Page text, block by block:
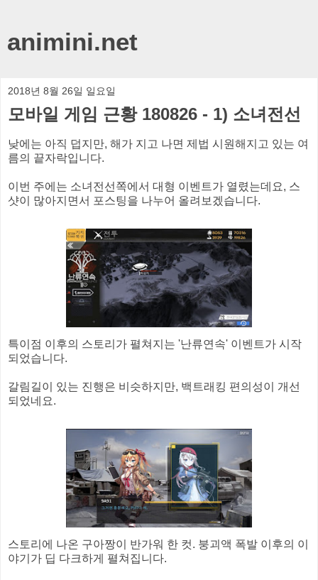
animini.net
2018년 8월 26일 일요일
모바일 게임 근황 180826 - 1) 소녀전선
낮에는 아직 덥지만, 해가 지고 나면 제법 시원해지고 있는 여
름의 끝자락입니다.
이번 주에는 소녀전선쪽에서 대형 이벤트가 열렸는데요, 스
샷이 많아지면서 포스팅을 나누어 올려보겠습니다.
특이점 이후의 스토리가 펼쳐지는 '난류연속' 이벤트가 시작
되었습니다.
갈림길이 있는 진행은 비슷하지만, 백트래킹 편의성이 개선
되었네요.
스토리에 나온 구아짱이 반가워 한 컷. 붕괴액 폭발 이후의 이
야기가 딥 다크하게 펼쳐집니다.